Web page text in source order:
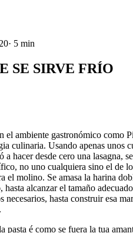
· 5 min
SE SIRVE FRÍO
ambiente gastronómico como
culinaria. Usando apenas unos
a hacer desde cero una lasagna,
no uno cualquiera sino el de
el molino. Se amasa la harina
alcanzar el tamaño
necesarios, hasta construir esa
pasta é como se fuera la tua